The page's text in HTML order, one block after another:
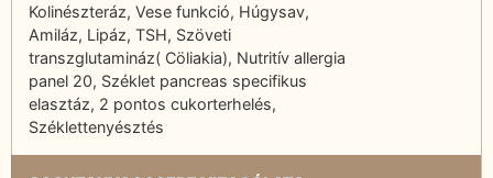
Kolinészteráz, Vese funkció, Húgysav,
Amiláz, Lipáz, TSH, Szöveti
transzglutamináz( Cöliakia), Nutritív allergia
panel 20, Széklet pancreas specifikus
elasztáz, 2 pontos cukorterhelés,
Széklettenyésztés